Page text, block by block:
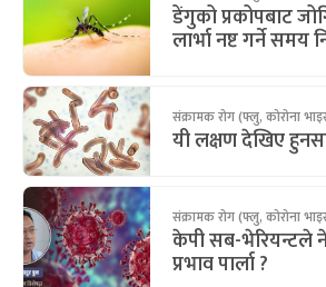
डेंगुको प्रकोपबाट
लार्भा नष्ट गर्ने समय
संक्रामक रोग (फ्लु, कोरोना
यी लक्षण देखिए
संक्रामक रोग (फ्लु, कोरोना
केपी सब-भेरियन्टले
प्रभाव पार्ला ?